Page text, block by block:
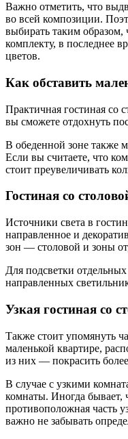
Важно отметить, что
во всей композиции.
выбирать таким
комплекту, в последнее
цветов.
Как обставить
Практичная гостиная со
вы сможете отдохнуть
В обеденной зоне также
Если вы считаете, что
стоит преувеличивать
Гостиная со
Источники света в
направленное и
зон — столовой и зоны
Для подсветки
направленных
Узкая гостиная со
Также стоит упомянуть
маленькой квартире,
из них — покрасить
В случае с узкими
комнаты. Иногда бывает,
противоположная часть
важно не забывать